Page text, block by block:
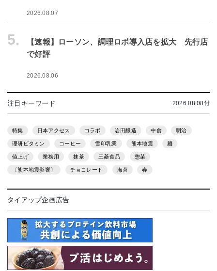
2026.08.07
5.
【速報】ローソン、調理ロボ導入店を拡大 先行店
で好評
2026.08.06
注目キーワード 2026.08.08付
特集 日本アクセス コラボ 岩田醸造 中食 明治
理研ビタミン コーヒー 雪印乳業 熊本地震 麺
値上げ 業務用 抹茶 三菱食品 惣菜
〔熊本地震影響〕 チョコレート 海苔 春
タイアップ企画広告